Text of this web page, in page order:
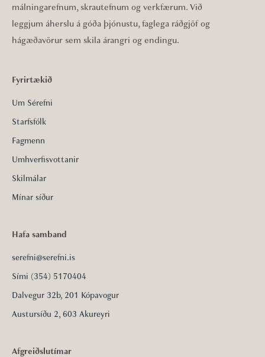
málningarefnum, skrautefnum og verkfærum. Við
leggjum áherslu á góða þjónustu, faglega ráðgjöf og
hágæðavörur sem skila árangri og endingu.
Fyrirtækið
Um Sérefni
Starfsfólk
Fagmenn
Umhverfisvottanir
Skilmálar
Mínar síður
Hafa samband
serefni@serefni.is
Sími (354) 5170404
Dalvegur 32b, 201 Kópavogur
Austursíðu 2, 603 Akureyri
Afgreiðslutímar